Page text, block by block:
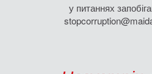
у питаннях